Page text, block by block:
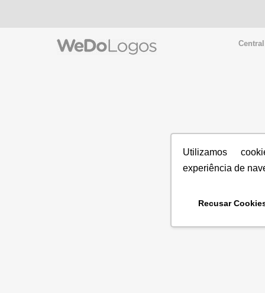
Utilizamos
experiência de
Recusar